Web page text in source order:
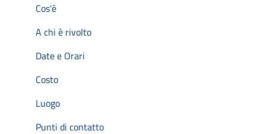
Cos'è
A chi è rivolto
Date e Orari
Costo
Luogo
Punti di contatto